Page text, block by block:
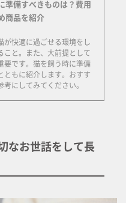
準備すべきものは？費用
商品を紹介
が快適に過ごせる環境をし
こと。また、大前提として
要です。猫を飼う時に準備
ともに紹介します。おすす
にしてみてください。
なお世話をして長